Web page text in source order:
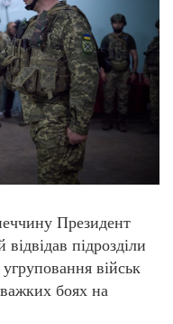
Президент
підрозділи
військ
боях на